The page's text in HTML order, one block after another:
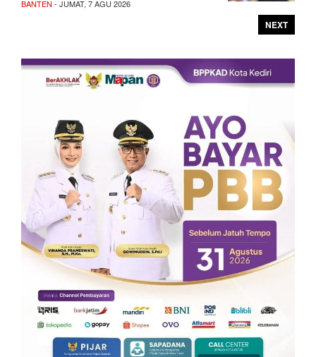
BANTEN - JUMAT, 7 AGU 2026
NEXT